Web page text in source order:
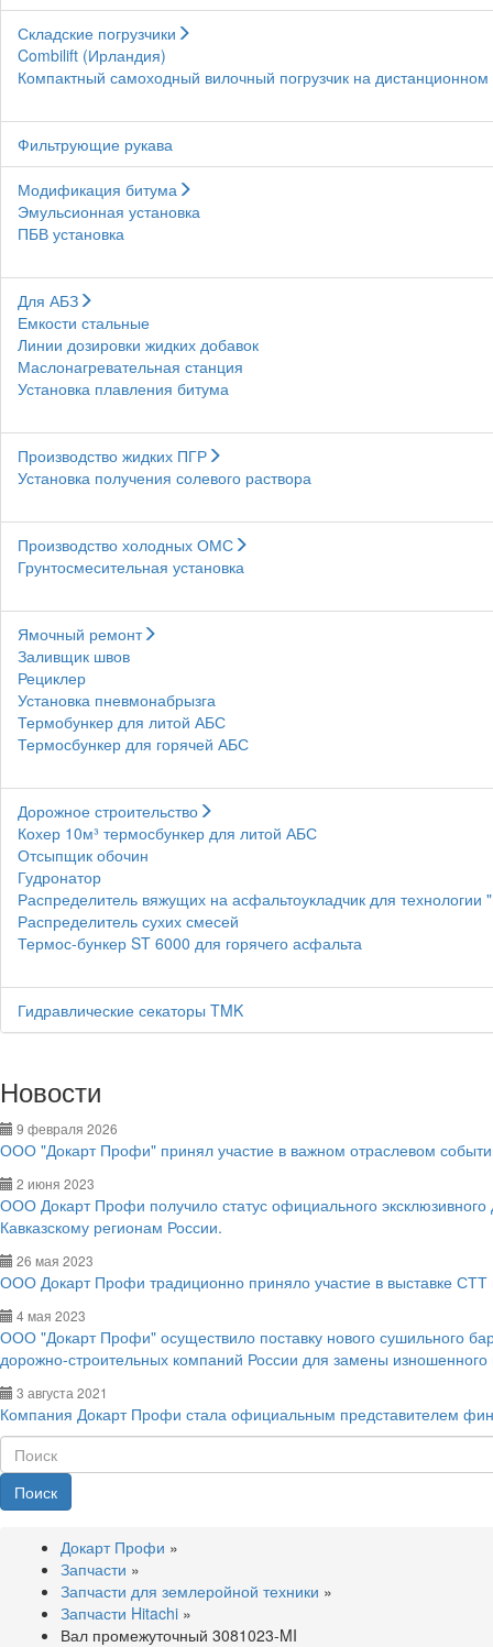
Складские погрузчики
Combilift (Ирландия)
Компактный самоходный вилочный погрузчик на
Фильтрующие рукава
Модификация битума
Эмульсионная установка
ПБВ установка
Для АБЗ
Емкости стальные
Линии дозировки жидких добавок
Маслонагревательная станция
Установка плавления битума
Производство жидких ПГР
Установка получения солевого раствора
Производство холодных ОМС
Грунтосмесительная установка
Ямочный ремонт
Заливщик швов
Рециклер
Установка пневмонабрызга
Термобункер для литой АБС
Термосбункер для горячей АБС
Дорожное строительство
Кохер 10м³ термосбункер для литой АБС
Отсыпщик обочин
Гудронатор
Распределитель вяжущих на асфальтоукладчик для технологии
Распределитель сухих смесей
Термос-бункер ST 6000 для горячего асфальта
Гидравлические секаторы TMK
Новости
9 февраля 2026
ООО "Докарт Профи" принял участие в важном отраслевом
2 июня 2023
ООО Докарт Профи получило статус официального
Кавказскому регионам России.
26 мая 2023
ООО Докарт Профи традиционно приняло участие в выставке СТТ
4 мая 2023
ООО "Докарт Профи" осуществило поставку нового сушильного
дорожно-строительных компаний России для замены
3 августа 2021
Компания Докарт Профи стала официальным представителем
Поиск
Докарт Профи »
Запчасти »
Запчасти для землеройной техники »
Запчасти Hitachi »
Вал промежуточный 3081023-MI